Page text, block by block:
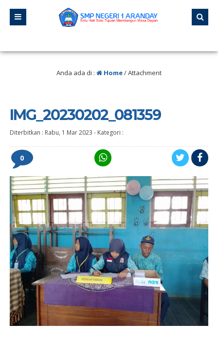
Anda ada di : Home/ Attachment
IMG_20230202_081359
Diterbitkan : Rabu, 1 Mar 2023 - Kategori :
0